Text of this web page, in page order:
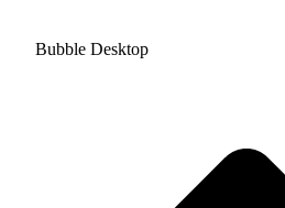
Bubble Desktop